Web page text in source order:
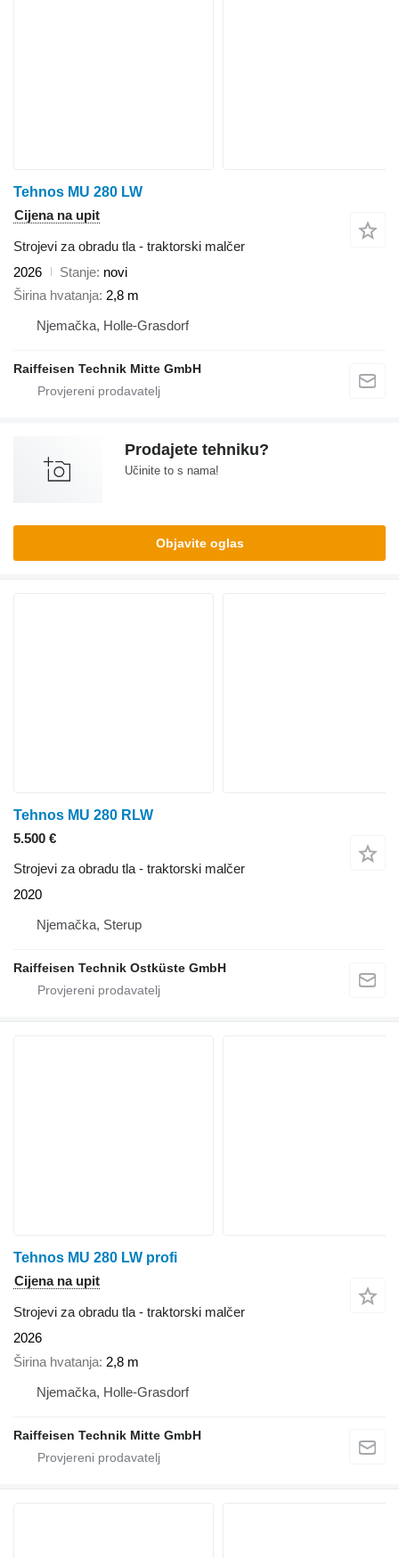
Tehnos MU 280 LW
Cijena na upit
Strojevi za obradu tla - traktorski malčer
2026
Stanje novi
Širina hvatanja 2,8 m
Njemačka, Holle-Grasdorf
Raiffeisen Technik Mitte GmbH
Prodajete tehniku?
Učinite to s nama!
Objavite oglas
Tehnos MU 280 RLW
5.500 €
Strojevi za obradu tla - traktorski malčer
2020
Njemačka, Sterup
Raiffeisen Technik Ostküste GmbH
Tehnos MU 280 LW profi
Cijena na upit
Strojevi za obradu tla - traktorski malčer
2026
Širina hvatanja 2,8 m
Njemačka, Holle-Grasdorf
Raiffeisen Technik Mitte GmbH